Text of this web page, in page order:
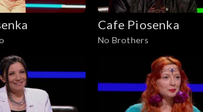
Cafe Piosenka
No Brothers